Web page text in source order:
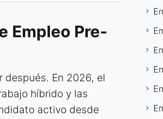
Empleo Pre-
En 2026, el
híbrido y las
activo desde